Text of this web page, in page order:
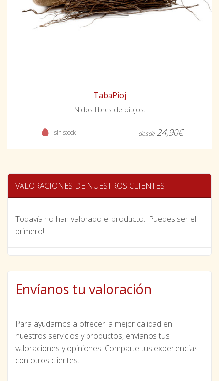
TabaPioj
Nidos libres de piojos.
- sin stock desde 24,90€
VALORACIONES DE NUESTROS CLIENTES
Todavía no han valorado el producto. ¡Puedes ser el
primero!
Envíanos tu valoración
Para ayudarnos a ofrecer la mejor calidad en
nuestros servicios y productos, envíanos tus
valoraciones y opiniones. Comparte tus experiencias
con otros clientes.